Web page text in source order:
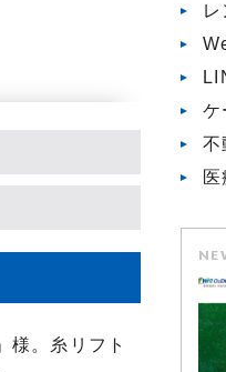
様。糸リフト
ケ
不